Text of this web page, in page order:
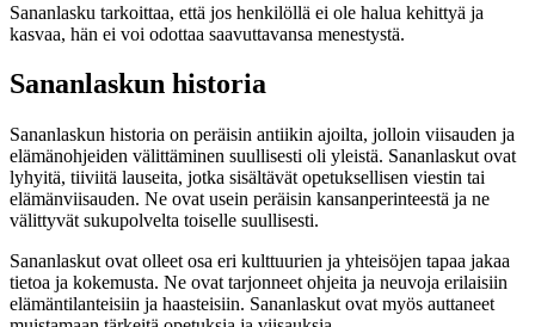
Sananlasku tarkoittaa, että jos henkilöllä ei ole halua kehittyä ja
kasvaa, hän ei voi odottaa saavuttavansa menestystä.
Sananlaskun historia
Sananlaskun historia on peräisin antiikin ajoilta, jolloin viisauden ja
elämänohjeiden välittäminen suullisesti oli yleistä. Sananlaskut ovat
lyhyitä, tiiviitä lauseita, jotka sisältävät opetuksellisen viestin tai
elämänviisauden. Ne ovat usein peräisin kansanperinteestä ja ne
välittyvät sukupolvelta toiselle suullisesti.
Sananlaskut ovat olleet osa eri kulttuurien ja yhteisöjen tapaa jakaa
tietoa ja kokemusta. Ne ovat tarjonneet ohjeita ja neuvoja erilaisiin
elämäntilanteisiin ja haasteisiin. Sananlaskut ovat myös auttaneet